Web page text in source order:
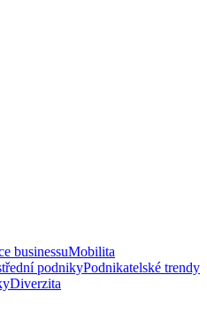
businessuMobilita
podnikyPodnikatelské trendy
Diverzita